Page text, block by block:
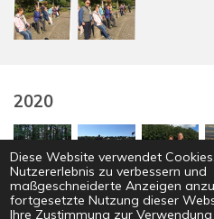
Diese Website verwendet
Nutzererlebnis zu verbessern und
maßgeschneiderte Anzeigen
fortgesetzte Nutzung dieser
Ihre Zustimmung zur
2020